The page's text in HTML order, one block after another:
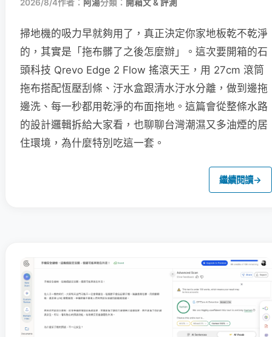
2026/8/4作者： 阿湯分類： 開箱文 & 評測
掃地機的吸力早就夠用了，真正決定你家地板乾不乾淨
的，其實是「拖布髒了之後怎麼辦」。這次要開箱的石
頭科技 Qrevo Edge 2 Flow 搖滾天王，用 27cm 滾筒
拖布搭配恆壓刮條、汙水盒跟清水汙水分離，做到邊拖
邊洗、每一秒都用乾淨的布面拖地。這篇會從整條水路
的設計邏輯拆給大家看，也聊聊台灣潮濕又多油煙的居
住環境，為什麼特別吃這一套。
繼續閱讀→